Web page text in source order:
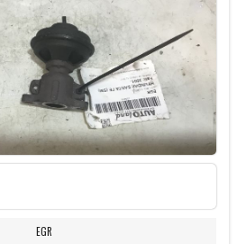
EGR